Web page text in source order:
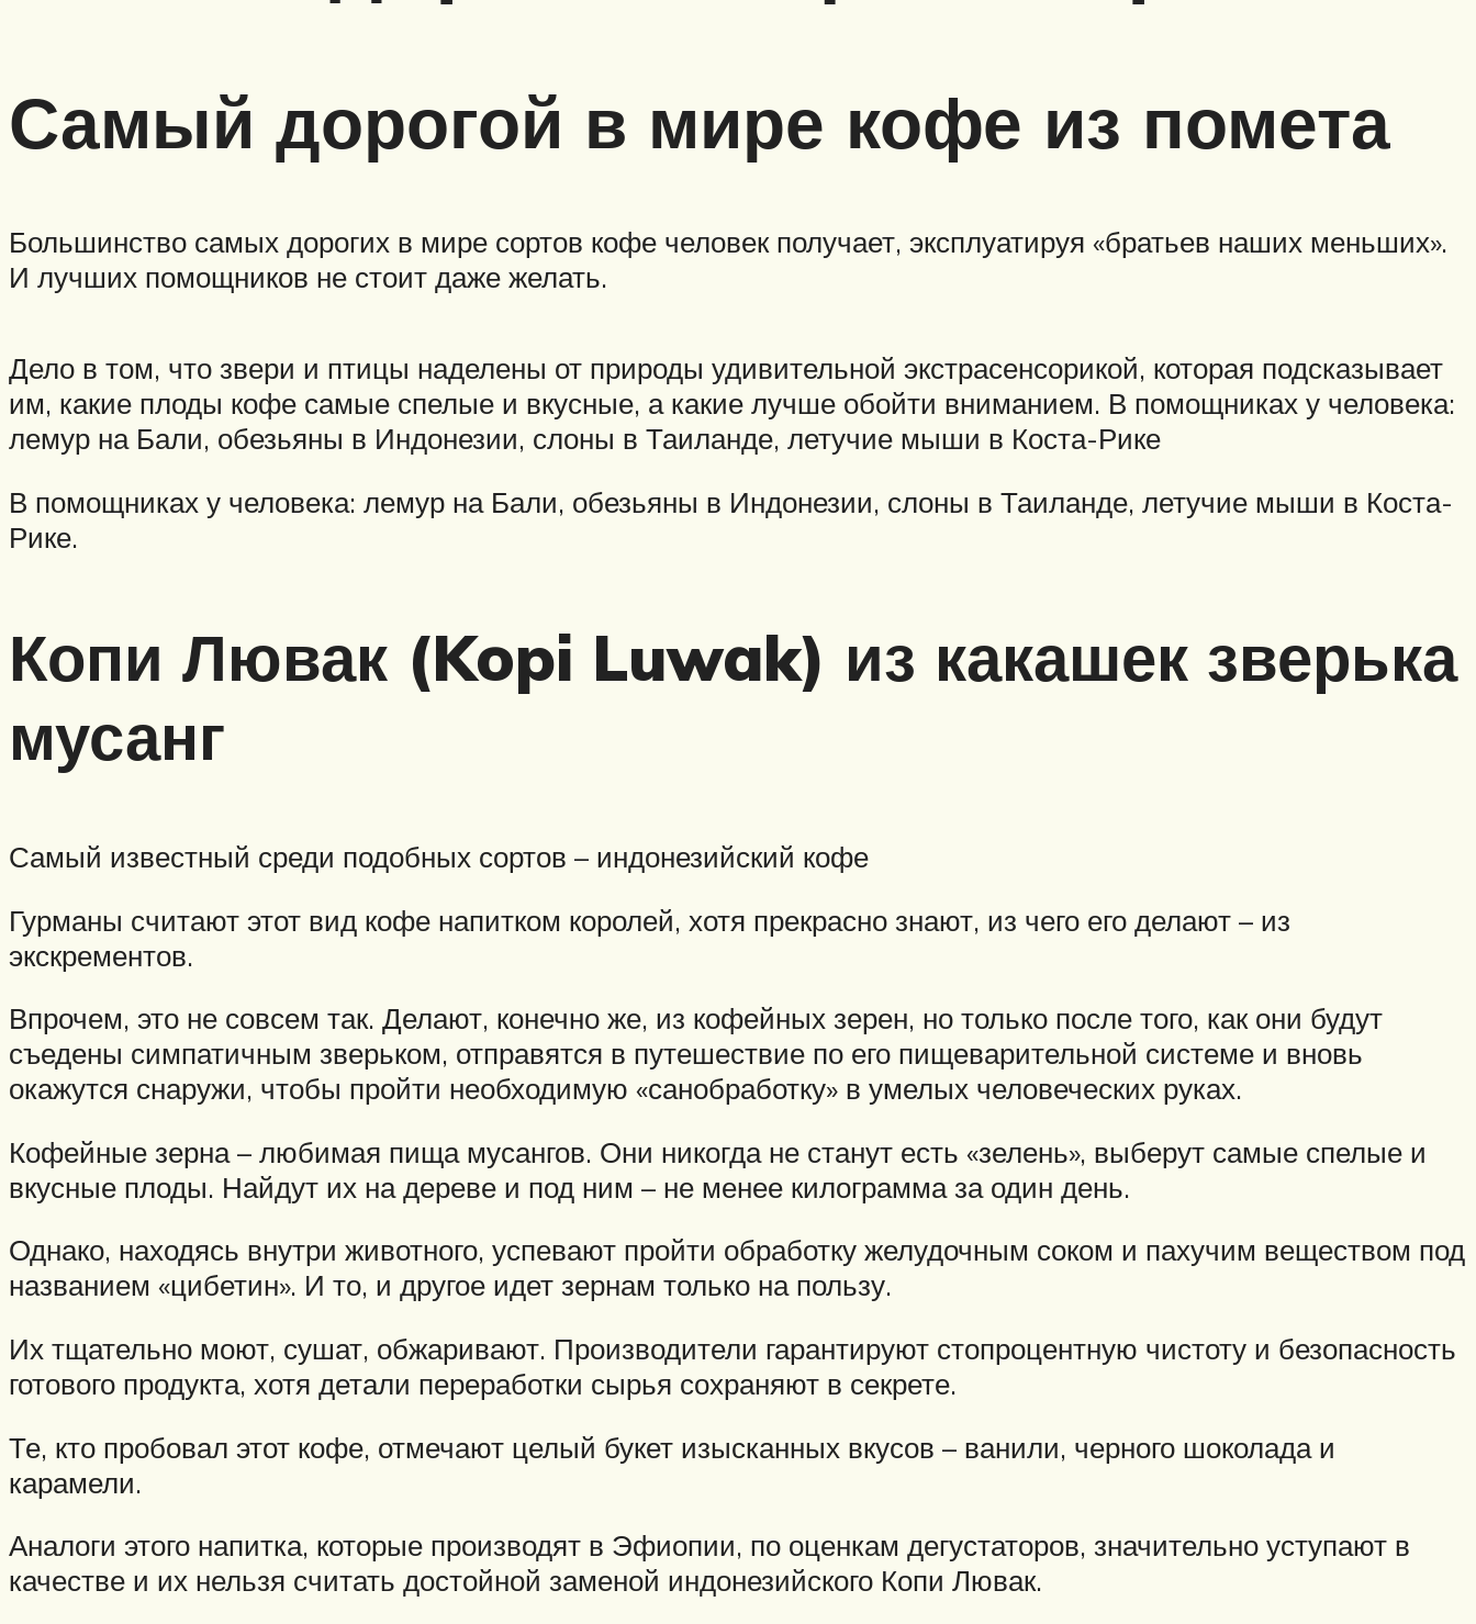
Самый дорогой в мире кофе из помета
Большинство самых дорогих в мире сортов кофе человек получает, эксплуатируя «братьев наших меньших».
И лучших помощников не стоит даже желать.
Дело в том, что звери и птицы наделены от природы удивительной экстрасенсорикой, которая подсказывает
им, какие плоды кофе самые спелые и вкусные, а какие лучше обойти вниманием. В помощниках у человека:
лемур на Бали, обезьяны в Индонезии, слоны в Таиланде, летучие мыши в Коста-Рике
В помощниках у человека: лемур на Бали, обезьяны в Индонезии, слоны в Таиланде, летучие мыши в Коста-
Рике.
Копи Лювак (Kopi Luwak) из какашек зверька
мусанг
Самый известный среди подобных сортов – индонезийский кофе
Гурманы считают этот вид кофе напитком королей, хотя прекрасно знают, из чего его делают – из
экскрементов.
Впрочем, это не совсем так. Делают, конечно же, из кофейных зерен, но только после того, как они будут
съедены симпатичным зверьком, отправятся в путешествие по его пищеварительной системе и вновь
окажутся снаружи, чтобы пройти необходимую «санобработку» в умелых человеческих руках.
Кофейные зерна – любимая пища мусангов. Они никогда не станут есть «зелень», выберут самые спелые и
вкусные плоды. Найдут их на дереве и под ним – не менее килограмма за один день.
Однако, находясь внутри животного, успевают пройти обработку желудочным соком и пахучим веществом под
названием «цибетин». И то, и другое идет зернам только на пользу.
Их тщательно моют, сушат, обжаривают. Производители гарантируют стопроцентную чистоту и безопасность
готового продукта, хотя детали переработки сырья сохраняют в секрете.
Те, кто пробовал этот кофе, отмечают целый букет изысканных вкусов – ванили, черного шоколада и
карамели.
Аналоги этого напитка, которые производят в Эфиопии, по оценкам дегустаторов, значительно уступают в
качестве и их нельзя считать достойной заменой индонезийского Копи Лювак.